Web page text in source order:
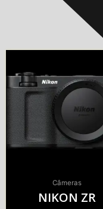
Câmeras
NIKON ZR